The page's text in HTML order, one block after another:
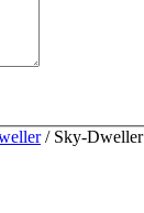
/ Sky-Dweller